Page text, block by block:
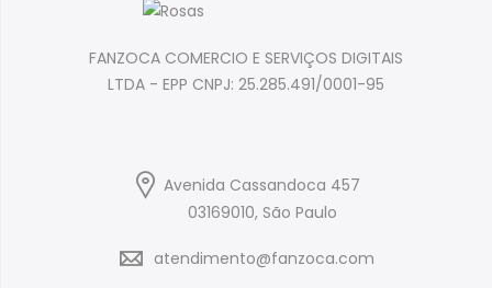
FANZOCA COMERCIO E SERVIÇOS DIGITAIS
LTDA - EPP CNPJ: 25.285.491/0001-95
Avenida Cassandoca 457
03169010, São Paulo
atendimento@fanzoca.com